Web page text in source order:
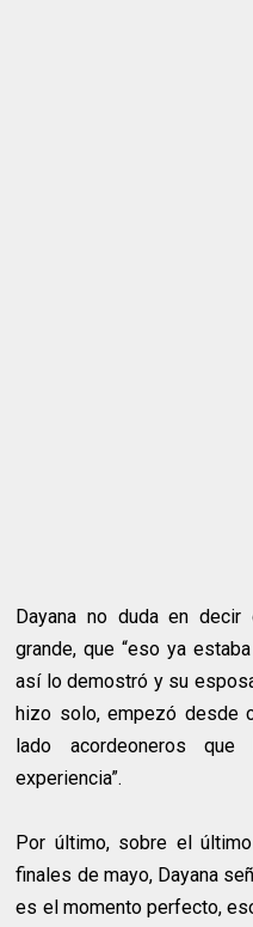
Dayana no duda en
grande, que “eso ya
así lo demostró y su
hizo solo, empezó desde
lado acordeoneros
experiencia”.
Por último, sobre el
finales de mayo, Dayana
es el momento perfecto,